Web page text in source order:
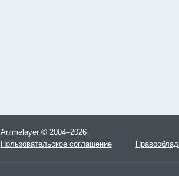
Animelayer © 2004–2026
Пользовательское соглашение